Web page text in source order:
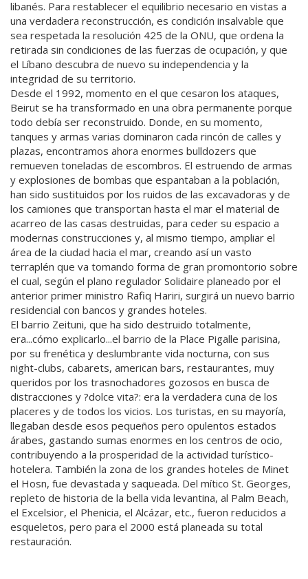
libanés. Para restablecer el equilibrio necesario en vistas a
una verdadera reconstrucción, es condición insalvable que
sea respetada la resolución 425 de la ONU, que ordena la
retirada sin condiciones de las fuerzas de ocupación, y que
el Líbano descubra de nuevo su independencia y la
integridad de su territorio.
Desde el 1992, momento en el que cesaron los ataques,
Beirut se ha transformado en una obra permanente porque
todo debía ser reconstruido. Donde, en su momento,
tanques y armas varias dominaron cada rincón de calles y
plazas, encontramos ahora enormes bulldozers que
remueven toneladas de escombros. El estruendo de armas
y explosiones de bombas que espantaban a la población,
han sido sustituidos por los ruidos de las excavadoras y de
los camiones que transportan hasta el mar el material de
acarreo de las casas destruidas, para ceder su espacio a
modernas construcciones y, al mismo tiempo, ampliar el
área de la ciudad hacia el mar, creando así un vasto
terraplén que va tomando forma de gran promontorio sobre
el cual, según el plano regulador Solidaire planeado por el
anterior primer ministro Rafiq Hariri, surgirá un nuevo barrio
residencial con bancos y grandes hoteles.
El barrio Zeituni, que ha sido destruido totalmente,
era...cómo explicarlo...el barrio de la Place Pigalle parisina,
por su frenética y deslumbrante vida nocturna, con sus
night-clubs, cabarets, american bars, restaurantes, muy
queridos por los trasnochadores gozosos en busca de
distracciones y ?dolce vita?: era la verdadera cuna de los
placeres y de todos los vicios. Los turistas, en su mayoría,
llegaban desde esos pequeños pero opulentos estados
árabes, gastando sumas enormes en los centros de ocio,
contribuyendo a la prosperidad de la actividad turístico-
hotelera. También la zona de los grandes hoteles de Minet
el Hosn, fue devastada y saqueada. Del mítico St. Georges,
repleto de historia de la bella vida levantina, al Palm Beach,
el Excelsior, el Phenicia, el Alcázar, etc., fueron reducidos a
esqueletos, pero para el 2000 está planeada su total
restauración.